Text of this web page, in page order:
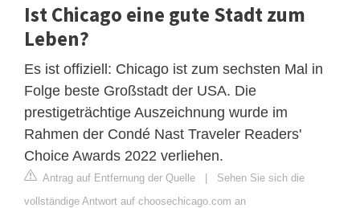
Ist Chicago eine gute Stadt zum
Leben?
Es ist offiziell: Chicago ist zum sechsten Mal in
Folge beste Großstadt der USA. Die
prestigeträchtige Auszeichnung wurde im
Rahmen der Condé Nast Traveler Readers'
Choice Awards 2022 verliehen.
Antrag auf Entfernung der Quelle | Sehen Sie sich die
vollständige Antwort auf choosechicago.com an